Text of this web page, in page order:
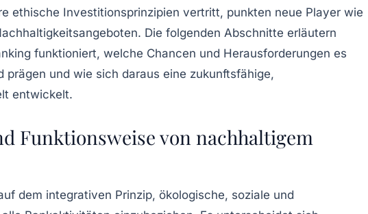
ethische Investitionsprinzipien vertritt, punkten neue Player wie
Die folgenden Abschnitte erläutern
funktioniert, welche Chancen und Herausforderungen es
prägen und wie sich daraus eine zukunftsfähige,
entwickelt.
Funktionsweise von nachhaltigem
dem integrativen Prinzip, ökologische, soziale und